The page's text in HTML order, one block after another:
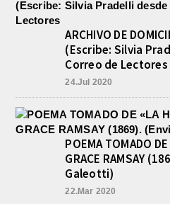
ARCHIVO DE
(Escribe: Silvia
Correo de Lectores
24.Jul 2020
POEMA TOMADO
GRACE RAMSAY
Galeotti)
22.Mar 2020